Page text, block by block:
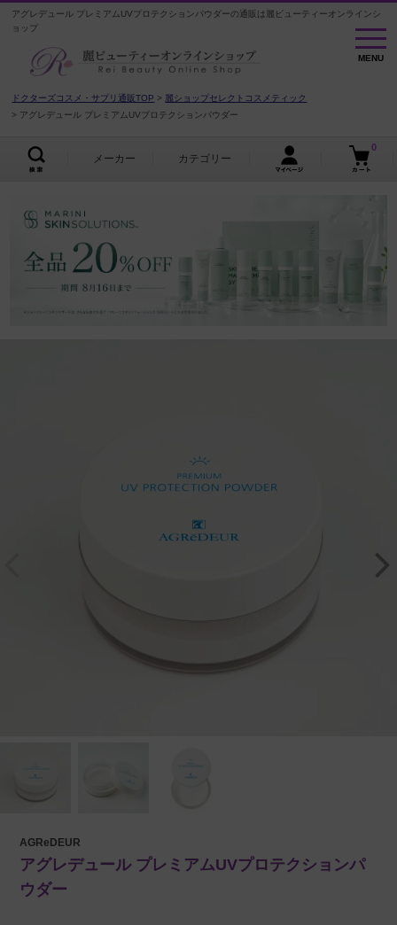
アグレデュール プレミアムUVプロテクションパウダーの通販は麗ビューティーオンラインシ
ョップ
MENU
MENU
ドクターズコスメ・サプリ通販TOP
麗ショップセレクトコスメティック
アグレデュール プレミアムUVプロテクションパウダー
メーカー カテゴリー
0
AGReDEUR
アグレデュール プレミアムUVプロテクションパ
ウダー